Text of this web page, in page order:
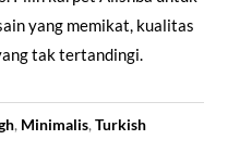
yang memikat, kualitas
tak tertandingi.
, Minimalis,Turkish